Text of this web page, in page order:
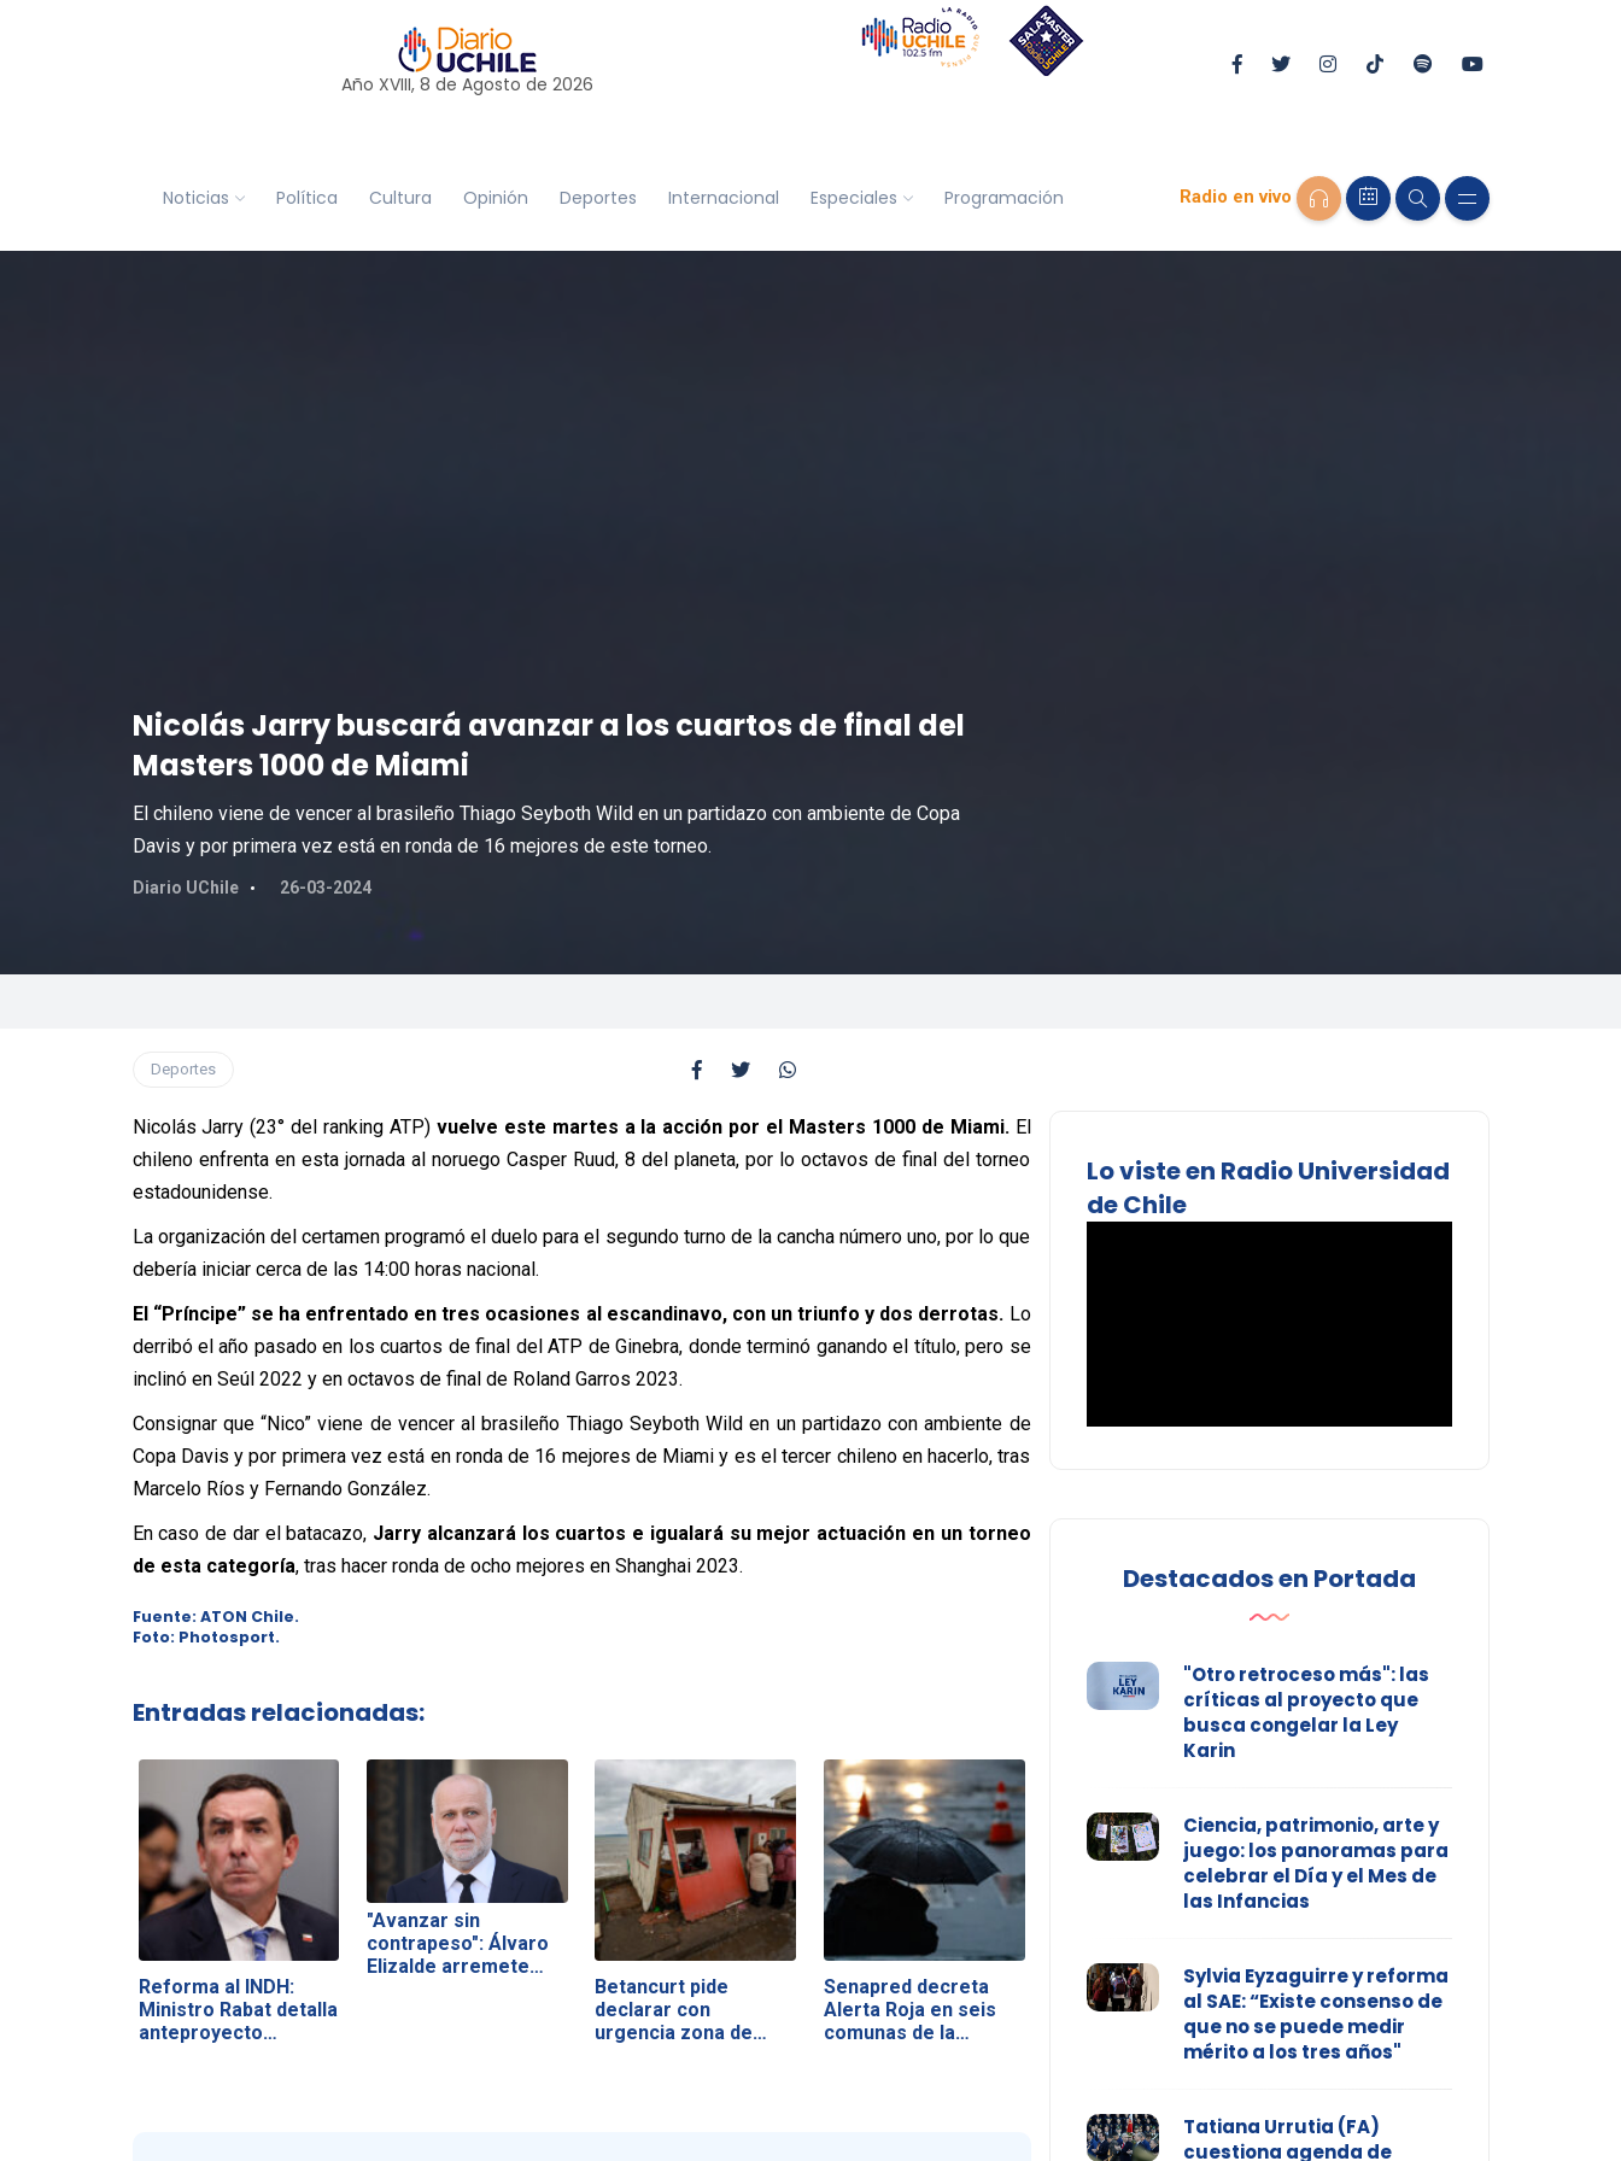
Año XVIII, 8 de Agosto de 2026
Noticias Política Cultura Opinión Deportes Internacional Especiales Programación Radio en vivo
Nicolás Jarry buscará avanzar a los cuartos de final del
Masters 1000 de Miami
El chileno viene de vencer al brasileño Thiago Seyboth Wild en un partidazo con ambiente de Copa
Davis y por primera vez está en ronda de 16 mejores de este torneo.
Diario UChile 26-03-2024
Deportes
Nicolás Jarry (23° del ranking ATP) vuelve este martes a la acción por el Masters 1000 de Miami.El
chileno enfrenta en esta jornada al noruego Casper Ruud, 8 del planeta, por lo octavos de final del torneo
estadounidense.
La organización del certamen programó el duelo para el segundo turno de la cancha número uno, por lo que
debería iniciar cerca de las 14:00 horas nacional.
El “Príncipe” se ha enfrentado en tres ocasiones al escandinavo, con un triunfo y dos derrotas. Lo
derribó el año pasado en los cuartos de final del ATP de Ginebra, donde terminó ganando el título, pero se
inclinó en Seúl 2022 y en octavos de final de Roland Garros 2023.
Consignar que “Nico” viene de vencer al brasileño Thiago Seyboth Wild en un partidazo con ambiente de
Copa Davis y por primera vez está en ronda de 16 mejores de Miami y es el tercer chileno en hacerlo, tras
Marcelo Ríos y Fernando González.
En caso de dar el batacazo, Jarry alcanzará los cuartos e igualará su mejor actuación en un torneo
de esta categoría, tras hacer ronda de ocho mejores en Shanghai 2023.
Fuente: ATON Chile.
Foto: Photosport.
Entradas relacionadas:
Reforma al INDH:
Ministro Rabat detalla
anteproyecto…
"Avanzar sin
contrapeso": Álvaro
Elizalde arremete…
Betancurt pide
declarar con
urgencia zona de…
Senapred decreta
Alerta Roja en seis
comunas de la…
Lo viste en Radio Universidad
de Chile
Destacados en Portada
"Otro retroceso más": las
críticas al proyecto que
busca congelar la Ley
Karin
Ciencia, patrimonio, arte y
juego: los panoramas para
celebrar el Día y el Mes de
las Infancias
Sylvia Eyzaguirre y reforma
al SAE: “Existe consenso de
que no se puede medir
mérito a los tres años"
Tatiana Urrutia (FA)
cuestiona agenda de